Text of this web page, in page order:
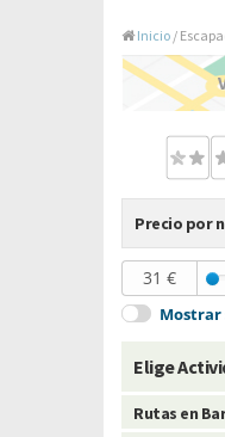
Inicio /
Precio por
31 €
Mostrar
Elige
Rutas en